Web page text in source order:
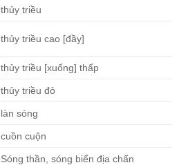
thủy triều
thủy triều cao [đầy]
thủy triều [xuống] thấp
thủy triều đỏ
làn sóng
cuồn cuộn
Sóng thần, sóng biển địa chấn